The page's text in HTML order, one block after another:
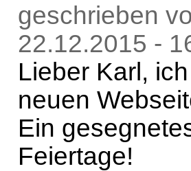
geschrieben
22.12.2015 -
Lieber Karl,
neuen
Ein
Feiertage!